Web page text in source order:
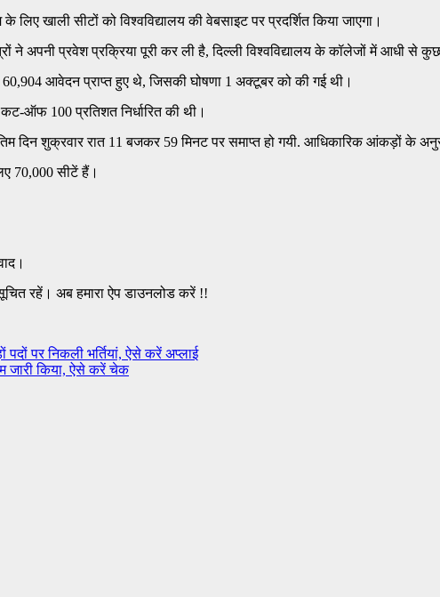
खाली सीटों को विश्वविद्यालय की वेबसाइट पर प्रदर्शित किया जाएगा।
अपनी प्रवेश प्रक्रिया पूरी कर ली है, दिल्ली विश्वविद्यालय के कॉलेजों में आधी से
आवेदन प्राप्त हुए थे, जिसकी घोषणा 1 अक्टूबर को की गई थी।
ऑफ 100 प्रतिशत निर्धारित की थी।
दिन शुक्रवार रात 11 बजकर 59 मिनट पर समाप्त हो गयी. आधिकारिक आंकड़ों के
70,000 सीटें हैं।
रहें। अब हमारा ऐप डाउनलोड करें !!
पर निकली भर्तियां, ऐसे करें अप्लाई
जारी किया, ऐसे करें चेक